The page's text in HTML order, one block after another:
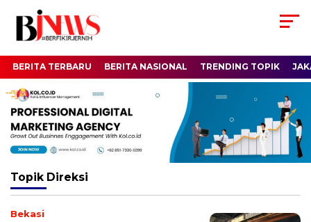
BERITA TERBARU BERITA NASIONAL TRENDING TOPIK
Topik Direksi
Bekasi